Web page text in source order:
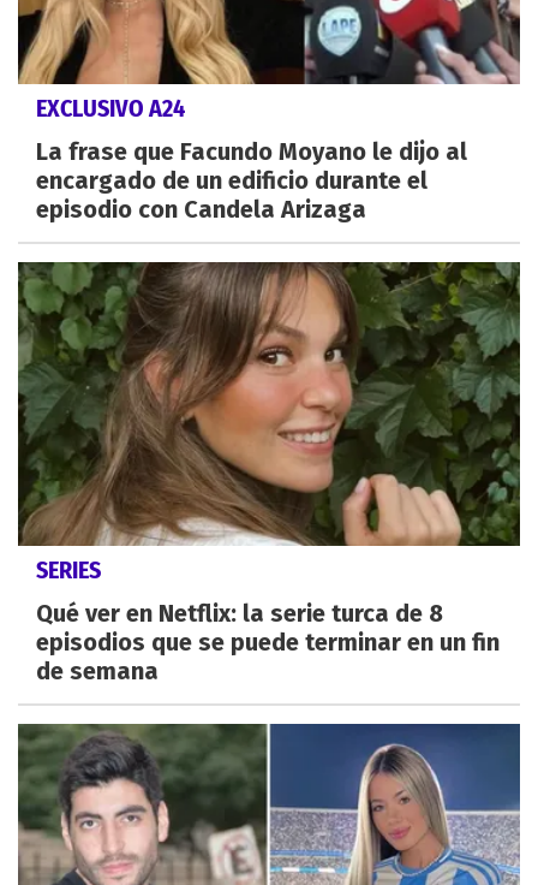
EXCLUSIVO A24
La frase que Facundo Moyano le dijo al
encargado de un edificio durante el
episodio con Candela Arizaga
SERIES
Qué ver en Netflix: la serie turca de 8
episodios que se puede terminar en un fin
de semana